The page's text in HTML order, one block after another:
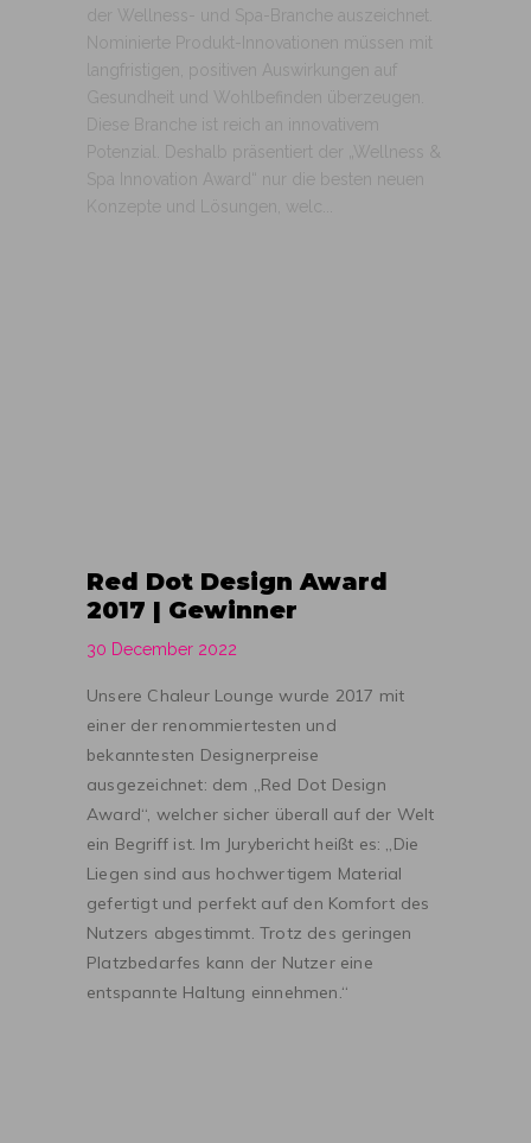
der Wellness- und Spa-Branche auszeichnet.
Nominierte Produkt-Innovationen müssen mit
langfristigen, positiven Auswirkungen auf
Gesundheit und Wohlbefinden überzeugen.
Diese Branche ist reich an innovativem
Potenzial. Deshalb präsentiert der „Wellness &
Spa Innovation Award“ nur die besten neuen
Konzepte und Lösungen, welc...
Red Dot Design Award
2017 | Gewinner
30 December 2022
Unsere Chaleur Lounge wurde 2017 mit
einer der renommiertesten und
bekanntesten Designerpreise
ausgezeichnet: dem „Red Dot Design
Award“, welcher sicher überall auf der Welt
ein Begriff ist. Im Jurybericht heißt es: „Die
Liegen sind aus hochwertigem Material
gefertigt und perfekt auf den Komfort des
Nutzers abgestimmt. Trotz des geringen
Platzbedarfes kann der Nutzer eine
entspannte Haltung einnehmen.“